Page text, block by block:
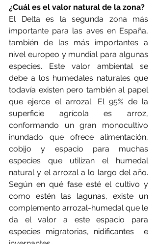
¿Cuál es el valor natural de la zona?
El Delta es la segunda zona más
importante para las aves en España,
también de las más importantes a
nivel europeo y mundial para algunas
especies. Este valor ambiental se
debe a los humedales naturales que
todavía existen pero también al papel
que ejerce el arrozal. El 95% de la
superficie agrícola es arroz,
conformando un gran monocultivo
inundado que ofrece alimentación,
cobijo y espacio para muchas
especies que utilizan el humedal
natural y el arrozal a lo largo del año.
Según en qué fase esté el cultivo y
como estén las lagunas, existe un
complemento arrozal-humedal que le
da el valor a este espacio para
especies migratorias, nidificantes  e